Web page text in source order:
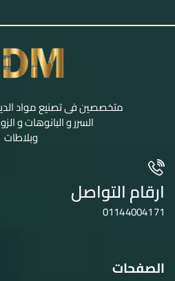
متخصصين فى تصنيع مواد
السرر و البانوهات و
وبلاطات
ارقام التواصل
01144004171
الصفحات